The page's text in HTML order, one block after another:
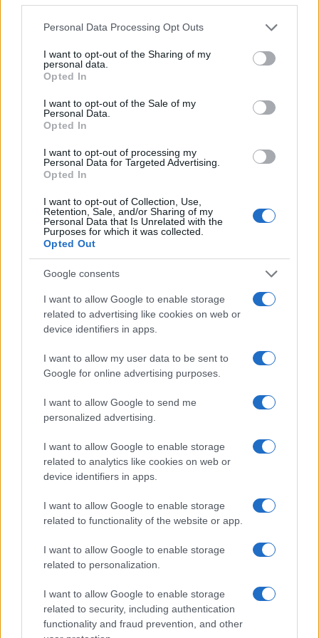
Please note that this website/app uses one or more Google
not limited to your visit or usage behaviour. You may click to
grant or deny consent to Google and its third-party tags to
use your data for below specified purposes in below Google
consent section.
Personal Data Processing Opt Outs
I want to opt-out of the Sharing of my
personal data.
Opted In
I want to opt-out of the Sale of my
Personal Data.
Opted In
I want to opt-out of processing my
Personal Data for Targeted Advertising.
Opted In
I want to opt-out of Collection, Use,
Retention, Sale, and/or Sharing of my
Personal Data that Is Unrelated with the
Purposes for which it was collected.
Opted Out
Google consents
I want to allow Google to enable storage
related to advertising like cookies on web or
device identifiers in apps.
I want to allow my user data to be sent to
Google for online advertising purposes.
I want to allow Google to send me
personalized advertising.
I want to allow Google to enable storage
related to analytics like cookies on web or
device identifiers in apps.
I want to allow Google to enable storage
related to functionality of the website or app.
I want to allow Google to enable storage
related to personalization.
I want to allow Google to enable storage
related to security, including authentication
functionality and fraud prevention, and other
szorosot, amely békeidőben a világ
olajszállításának körülbelül egyötödét
bonyolítja le.
Trump figyelmeztetett, de Amerika
végül segített Izraelnek
A háború befejezésére irányuló tárgyalások
megakadtak Irán nukleáris programja, a
befagyasztott pénzeszközök és a háború
utáni szoros feletti ellenőrzés kérdései miatt.
Az elmúlt hetekben az Egyesült Államok és
Irán tűzharcot folytatott a kulcsfontosságú
vízi út felett, de az Axios hírportál által
idézett amerikai védelmi tisztviselő szerint
Washington nem vett részt Izrael éjszakai,
„viszonylag korlátozott”támadásábanIrán
ellen.
Donald Trump amerikai elnök nyilvánosan is
figyelmeztetteBenjamin Netanjahu
miniszterelnököt, hogy ne támadja meg Iránt
válaszul az ország vasárnap esti támadására
Izrael északi részén. Egy izraeli tisztviselő
azonban a Maariv c. lapnak úgy nyilatkozott,
hogy Izrael Irán elleni támadásait „az